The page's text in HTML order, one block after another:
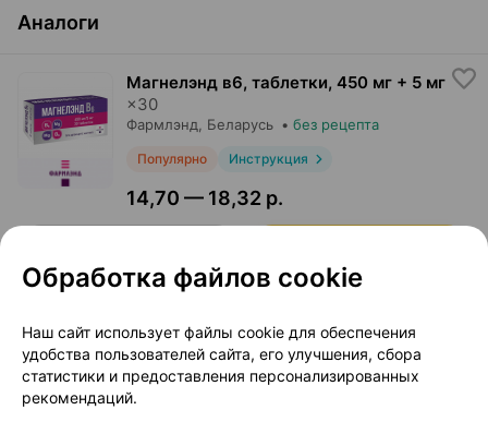
Аналоги
Магнелэнд в6, таблетки, 450 мг + 5 мг
×30
Фармлэнд, Беларусь • без рецепта
Популярно Инструкция
14,70 — 18,32 р.
×60
Фармлэнд, Беларусь•без рецепта
Обработка файлов cookie
Наш сайт использует файлы cookie для обеспечения
удобства пользователей сайта, его улучшения, сбора
статистики и предоставления персонализированных
рекомендаций.